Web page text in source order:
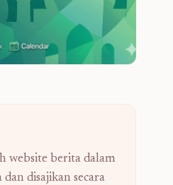
website berita dalam
disajikan secara